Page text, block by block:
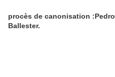
procès de canonisation :Pedro
Ballester.